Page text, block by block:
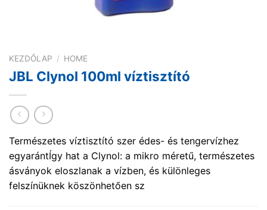
KEZDŐLAP / HOME
JBL Clynol 100ml víztisztító
Természetes víztisztító szer édes- és tengervízhez
egyarántÍgy hat a Clynol: a mikro méretű, természetes
ásványok eloszlanak a vízben, és különleges
felszínüknek köszönhetően sz